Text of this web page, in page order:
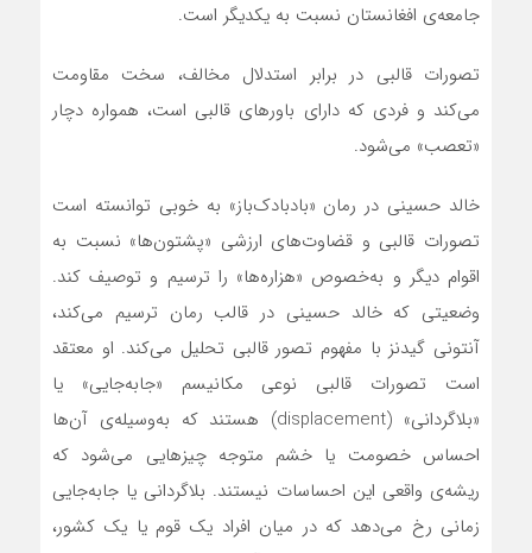
جامعه‌ی افغانستان نسبت به یکدیگر است.
تصورات قالبی در برابر استدلال مخالف، سخت مقاومت
می‌کند و فردی که دارای باورهای قالبی است، همواره دچار
«تعصب» می‌شود.
خالد حسینی در رمان «بادبادک‌باز» به خوبی توانسته است
تصورات قالبی و قضاوت‌های ارزشی «پشتون‌ها» نسبت به
اقوام دیگر و به‌خصوص «هزاره‌ها» را ترسیم و توصیف کند.
وضعیتی که خالد حسینی در قالب رمان ترسیم می‌کند،
آنتونی گیدنز با مفهوم تصور قالبی تحلیل می‌کند. او معتقد
است تصورات قالبی نوعی مکانیسم «جابه‌جایی» یا
«بلاگردانی» (displacement) هستند که به‌وسیله‌ی آن‌ها
احساس خصومت یا خشم متوجه چیزهایی می‌شود که
ریشه‌ی واقعی این احساسات نیستند. بلاگردانی یا جابه‌جایی
زمانی رخ می‌دهد که در میان افراد یک قوم یا یک کشور،